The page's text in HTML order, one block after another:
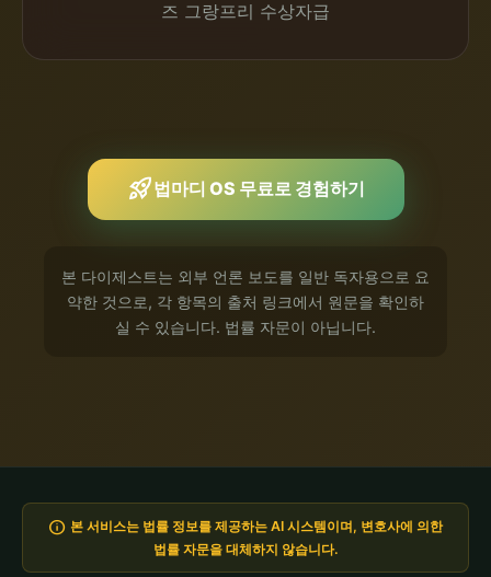
즈 그랑프리 수상자급
rocket_launch법마디 OS 무료로 경험하기
본 다이제스트는 외부 언론 보도를 일반 독자용으로 요
약한 것으로, 각 항목의 출처 링크에서 원문을 확인하
실 수 있습니다. 법률 자문이 아닙니다.
info 본 서비스는 법률 정보를 제공하는 AI 시스템이며, 변호사에 의한
법률 자문을 대체하지 않습니다.